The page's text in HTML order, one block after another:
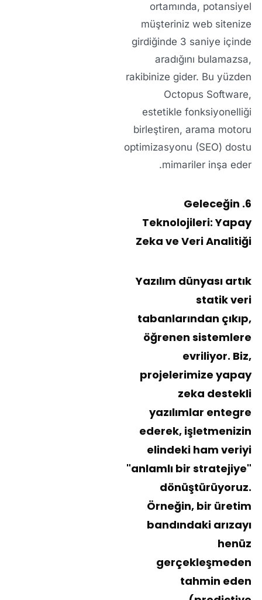
ortamında, potansiyel
müşteriniz web sitenize
girdiğinde 3 saniye içinde
aradığını bulamazsa,
rakibinize gider. Bu yüzden
Octopus Software,
estetikle fonksiyonelliği
birleştiren, arama motoru
optimizasyonu (SEO) dostu
mimariler inşa eder.
6. Geleceğin
Teknolojileri: Yapay
Zeka ve Veri Analitiği
Yazılım dünyası artık
statik veri
tabanlarından çıkıp,
öğrenen sistemlere
evriliyor. Biz,
projelerimizeyapay
zeka destekli
yazılımlar entegre
ederek, işletmenizin
elindeki ham veriyi
"anlamlı bir stratejiye"
dönüştürüyoruz.
Örneğin, bir üretim
bandındaki arızayı
henüz
gerçekleşmeden
tahmin eden